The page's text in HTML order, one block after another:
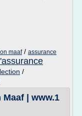
maaf/ assurance
/
| www.1